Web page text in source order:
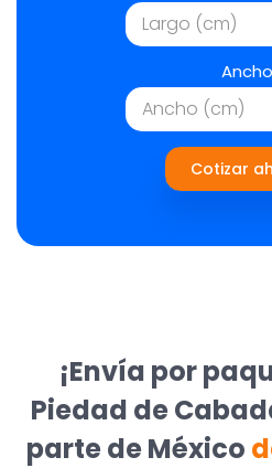
Ancho
Cotizar
¡Envía por
Piedad de
parte de México